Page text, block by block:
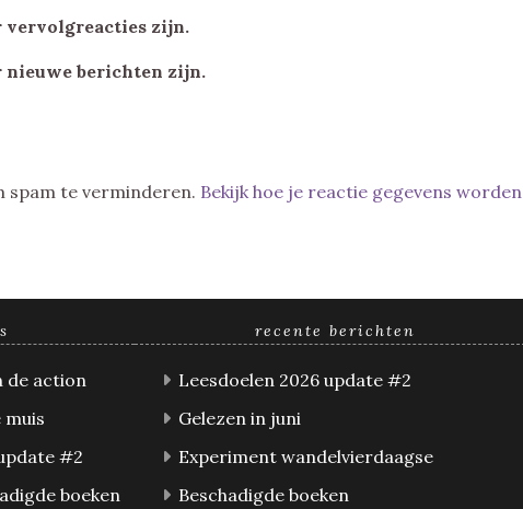
vervolgreacties zijn.
nieuwe berichten zijn.
spam te verminderen. Bekijk hoe je reactie gegevens worden
de action
muis
#2
boeken
recente berichten
Leesdoelen 2026 update #2
Gelezen in juni
Experiment wandelvierdaagse
Beschadigde boeken